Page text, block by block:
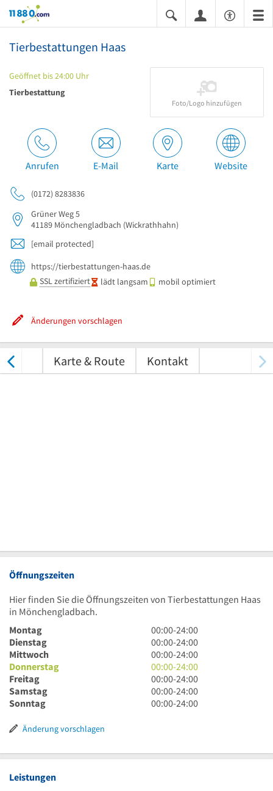
11880.com
Tierbestattungen Haas
Geöffnet bis 24:00 Uhr
Tierbestattung
Foto/Logo hinzufügen
Anrufen E-Mail Karte Website
(0172) 8283836
Grüner Weg 5
41189 Mönchengladbach (Wickrathhahn)
[email protected]
https://tierbestattungen-haas.de
SSL zertifiziert
lädt langsam mobil optimiert
Änderungen vorschlagen
Karte & Route Kontakt
Öffnungszeiten
Hier finden Sie die Öffnungszeiten von Tierbestattungen Haas
in Mönchengladbach.
Montag
0
Uhr
bis
24
Uhr
00:00-24:00
Dienstag
0
Uhr
bis
24
Uhr
00:00-24:00
Mittwoch
0
Uhr
bis
24
Uhr
00:00-24:00
Donnerstag
0
Uhr
bis
24
00:00-24:00
Freitag
0
Uhr
bis
00:00-24:00
Samstag
0
Uhr
00:00-24:00
Sonntag
0
Uhr
00:00-24:00
Änderung vorschlagen
Leistungen